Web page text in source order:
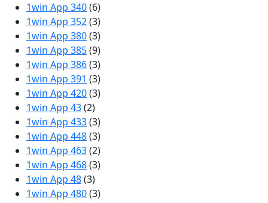
1win App 340(6)
1win App 352(3)
1win App 380(3)
1win App 385(9)
1win App 386(3)
1win App 391 (3)
1win App 420(3)
1win App 43(2)
1win App 433(3)
1win App 448(3)
1win App 463(2)
1win App 468(3)
1win App 48(3)
1win App 480(3)